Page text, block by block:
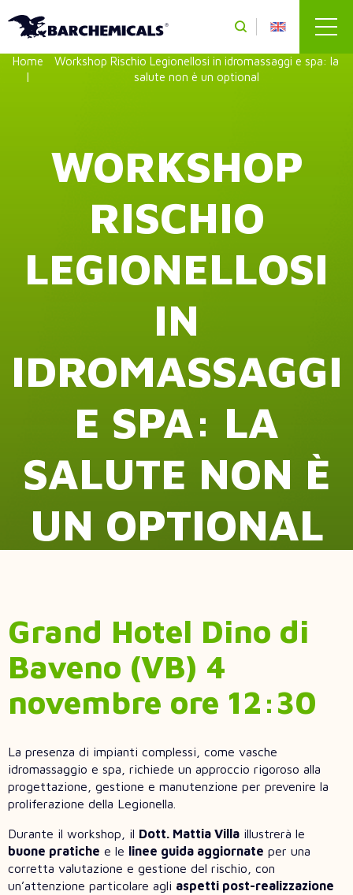
Home
Workshop Rischio Legionellosi in idromassaggi e spa: la
salute non è un optional
WORKSHOP
RISCHIO
LEGIONELLOSI
IN
IDROMASSAGGI
E SPA: LA
SALUTE NON È
UN OPTIONAL
Grand Hotel Dino di
Baveno (VB) 4
novembre ore 12:30
La presenza di impianti complessi, come vasche
idromassaggio e spa, richiede un approccio rigoroso alla
progettazione, gestione e manutenzione per prevenire la
proliferazione della Legionella.
Durante il workshop, il Dott. Mattia Villa illustrerà le
buone pratiche e le linee guida aggiornate per una
corretta valutazione e gestione del rischio, con
un’attenzione particolare agli aspetti post-realizzazione